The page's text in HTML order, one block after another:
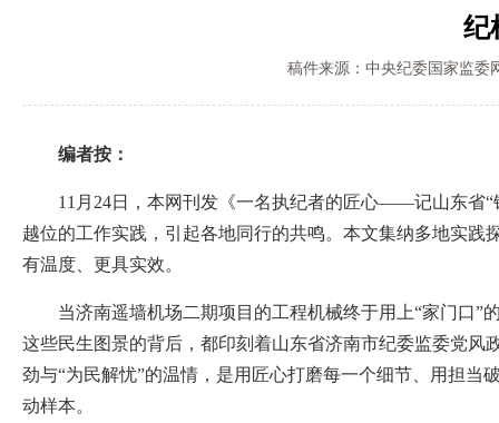
纪
稿件来源：中央纪委国家监委
编者按：
11月24日，本网刊发《一名执纪者的匠心——记山东省“
越位的工作实践，引起各地同行的共鸣。本文集纳多地实
有温度、更具实效。
当济南遥墙机场二期项目的工程机械终于用上“家门口”
这些民生图景的背后，都印刻着山东省济南市纪委监委党风
劲与“为民解忧”的温情，是用匠心打磨每一个细节、用担当
动样本。